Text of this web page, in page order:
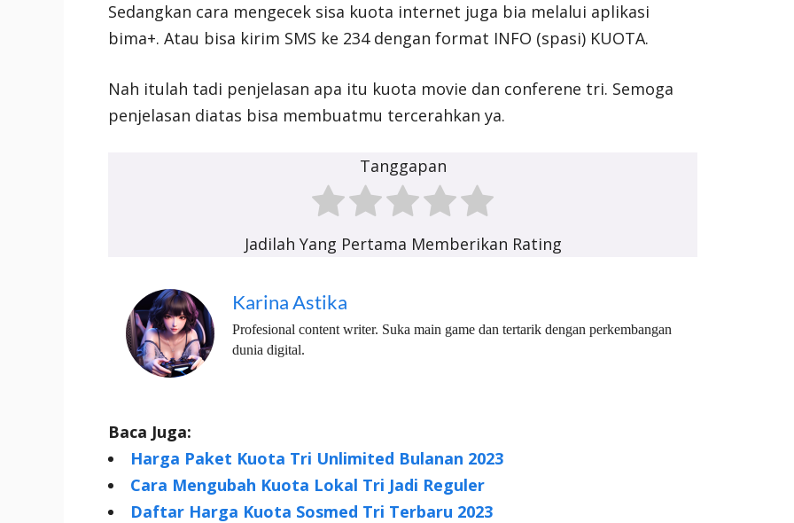
Sedangkan cara mengecek sisa kuota internet juga bia melalui aplikasi
bima+. Atau bisa kirim SMS ke 234 dengan format INFO (spasi) KUOTA.
Nah itulah tadi penjelasan apa itu kuota movie dan conferene tri. Semoga
penjelasan diatas bisa membuatmu tercerahkan ya.
Tanggapan
Jadilah Yang Pertama Memberikan Rating
Karina Astika
Profesional content writer. Suka main game dan tertarik dengan perkembangan
dunia digital.
Baca Juga:
Harga Paket Kuota Tri Unlimited Bulanan 2023
Cara Mengubah Kuota Lokal Tri Jadi Reguler
Daftar Harga Kuota Sosmed Tri Terbaru 2023